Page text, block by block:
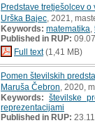
Predstave tretješolcev
Urška Bajec , 2021,
Keywords: matematika
Published in RUP:
Full text(1,41 MB)
Pomen številskih
Maruša Čebron , 2020,
Keywords: številske
reprezentacijami
Published in RUP: